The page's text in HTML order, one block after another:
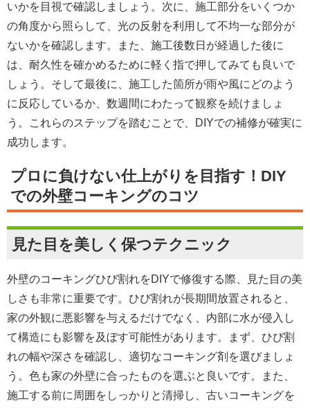
いかを目視で確認しましょう。次に、施工部分をいくつか
の角度から照らして、光の反射を利用して不均一な部分が
ないかを確認します。また、施工後数日が経過した後に
は、耐久性を確かめるために軽く指で押してみても良いで
しょう。そして最後に、施工した箇所が雨や風にどのよう
に反応しているか、数週間にわたって観察を続けましょ
う。これらのステップを踏むことで、DIYでの補修が確実に
成功します。
プロに負けない仕上がりを目指す！DIY
での外壁コーキングのコツ
見た目を美しく保つテクニック
外壁のコーキングひび割れをDIYで修復する際、見た目の美
しさも非常に重要です。ひび割れが長期間放置されると、
家の外観に悪影響を与えるだけでなく、内部に水が侵入し
て構造にも影響を及ぼす可能性があります。まず、ひび割
れの幅や深さを確認し、適切なコーキング剤を選びましょ
う。色も家の外壁に合ったものを選ぶと良いです。また、
施工する前に周囲をしっかりと清掃し、古いコーキングを